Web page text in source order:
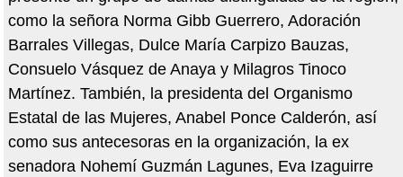
como la señora Norma Gibb Guerrero, Adoración
Barrales Villegas, Dulce María Carpizo Bauzas,
Consuelo Vásquez de Anaya y Milagros Tinoco
Martínez. También, la presidenta del Organismo
Estatal de las Mujeres, Anabel Ponce Calderón, así
como sus antecesoras en la organización, la ex
senadora Nohemí Guzmán Lagunes, Eva Izaguirre